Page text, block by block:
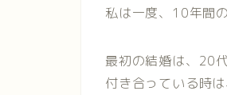
私は一度、10年間
最初の結婚は、20
付き合っている時